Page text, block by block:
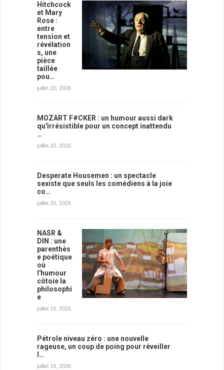
Hitchcock
et Mary
Rose :
entre
tension et
révélation
s, une
pièce
taillée
pou…
juillet 20, 2026
MOZART F#CKER : un humour aussi dark
qu'irrésistible pour un concept inattendu
…
juillet 20, 2026
Desperate Housemen : un spectacle
sexiste que seuls les comédiens à la joie
co…
juillet 20, 2026
NASR &
DIN : une
parenthès
e poétique
où
l'humour
côtoie la
philosophi
e
juillet 19, 2026
Pétrole niveau zéro : une nouvelle
rageuse, un coup de poing pour réveiller
l…
juillet 19, 2026